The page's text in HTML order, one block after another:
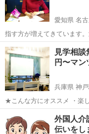
愛知県 名
指す方が増えてきています
らやりがいもひとしお…
愛知 名古屋市 英検
見学相談
円〜マ
兵庫県 神
★こんな方にオススメ ・楽
リピン…
神戸駅
外国人
伝いをし